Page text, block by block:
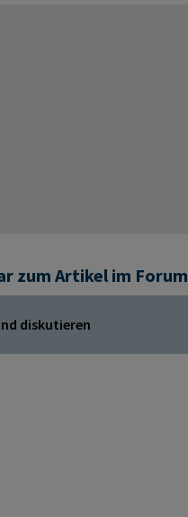
zum Artikel im Forum
diskutieren